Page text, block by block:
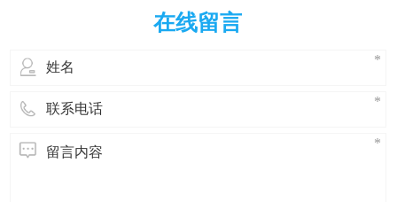
多产品表面装饰的难题，主要用于各种形
状比较复杂的产品表面图文转印。
在线留言